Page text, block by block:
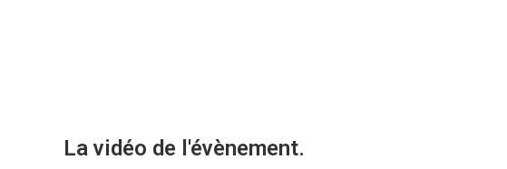
La vidéo de l'évènement.